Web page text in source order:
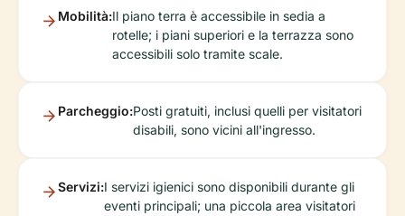
Mobilità:Il piano terra è accessibile in sedia a
rotelle; i piani superiori e la terrazza sono
accessibili solo tramite scale.
Parcheggio:Posti gratuiti, inclusi quelli per visitatori
disabili, sono vicini all'ingresso.
Servizi:I servizi igienici sono disponibili durante gli
eventi principali; una piccola area visitatori